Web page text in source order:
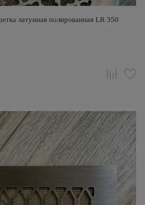
латунная полированная LR 350